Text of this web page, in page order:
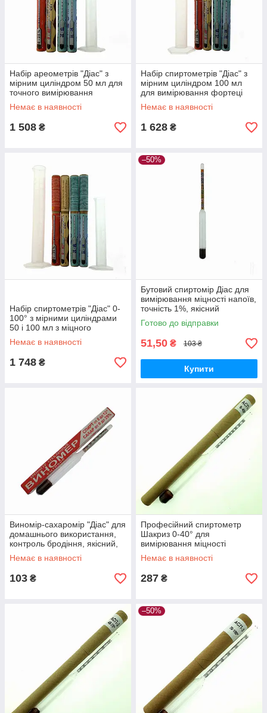
Набір ареометрів "Діас" з
мірним циліндром 50 мл для
точного вимірювання
міцності дистилятів і
настоянок
Немає в наявності
1 508 ₴
Набір спиртометрів "Діас" з
мірним циліндром 100 мл
для вимірювання фортеці
дистиляту, скло і
поліпропілен
Немає в наявності
1 628 ₴
Набір спиртометрів "Діас" 0-
100° з мірними циліндрами
50 і 100 мл з міцного
поліпропілену для
професійної дистиляції
Немає в наявності
1 748 ₴
–50%
Бутовий спиртомір Діас для
вимірювання міцності напоїв,
точність 1%, якісний
український прилад
Готово до відправки
51,50 ₴ 103 ₴
Купити
Виномір-сахаромір "Діас" для
домашнього використання,
контроль бродіння, якісний,
українське виробництво, 1.5
літра
Немає в наявності
103 ₴
Професійний спиртометр
Шакриз 0-40° для
вимірювання міцності
дистилятів, точність 1°,
Україна
Немає в наявності
287 ₴
–50%